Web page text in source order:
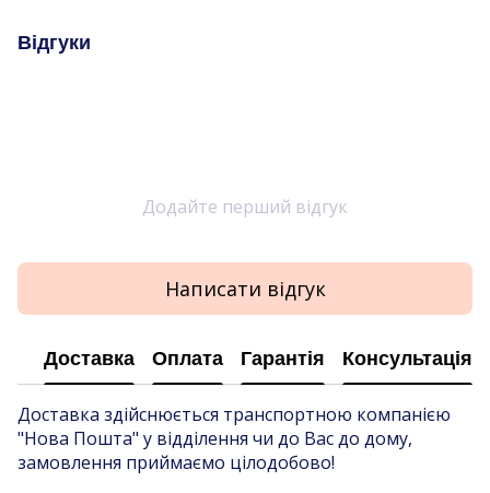
Відгуки
Додайте перший відгук
Написати відгук
Доставка Оплата Гарантія Консультація
Доставка здійснюється транспортною компанією
"Нова Пошта" у відділення чи до Вас до дому,
замовлення приймаємо цілодобово!